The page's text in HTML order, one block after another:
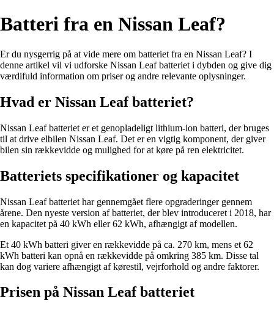
Batteri fra en Nissan Leaf?
Er du nysgerrig på at vide mere om batteriet fra en Nissan Leaf? I
denne artikel vil vi udforske Nissan Leaf batteriet i dybden og give dig
værdifuld information om priser og andre relevante oplysninger.
Hvad er Nissan Leaf batteriet?
Nissan Leaf batteriet er et genopladeligt lithium-ion batteri, der bruges
til at drive elbilen Nissan Leaf. Det er en vigtig komponent, der giver
bilen sin rækkevidde og mulighed for at køre på ren elektricitet.
Batteriets specifikationer og kapacitet
Nissan Leaf batteriet har gennemgået flere opgraderinger gennem
årene. Den nyeste version af batteriet, der blev introduceret i 2018, har
en kapacitet på 40 kWh eller 62 kWh, afhængigt af modellen.
Et 40 kWh batteri giver en rækkevidde på ca. 270 km, mens et 62
kWh batteri kan opnå en rækkevidde på omkring 385 km. Disse tal
kan dog variere afhængigt af kørestil, vejrforhold og andre faktorer.
Prisen på Nissan Leaf batteriet